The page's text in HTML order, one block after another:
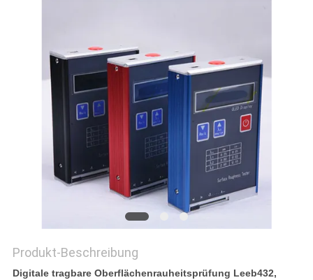
SITEMAP
PRIVACY
POLICY
Produkt-Beschreibung
Digitale tragbare Oberflächenrauheitsprüfung Leeb432,